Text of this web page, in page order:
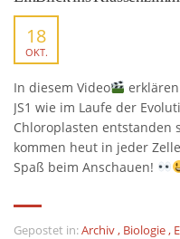
18
OKT.
In diesem Video
JS1 wie im Laufe der
Chloroplasten entstanden
kommen heut in jeder
Spaß beim Anschauen!
Gepostet in:Archiv, Biologie,